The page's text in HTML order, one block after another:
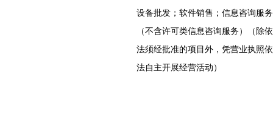
设备批发；软件销售；信息咨询服务
（不含许可类信息咨询服务）（除依
法须经批准的项目外，凭营业执照依
法自主开展经营活动）